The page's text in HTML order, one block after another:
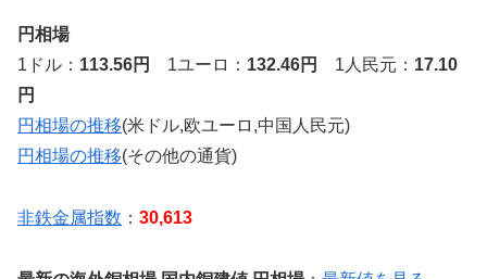
円相場
1ドル： 113.56円 1ユーロ： 132.46円 1人民元： 17.10
円
円相場の推移(米ドル,欧ユーロ,中国人民元)
円相場の推移(その他の通貨)
非鉄金属指数 ： 30,613